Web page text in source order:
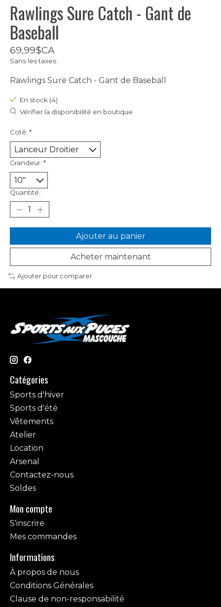
Rawlings Sure Catch - Gant de
Baseball
69,99$CA
Sans les taxes
Rawlings Sure Catch - Gant de Baseball
En stock (4)
Vérifier la disponibilité en boutique
Coté: *
Grandeur: *
Quantité :
Ajouter au panier
Acheter maintenant
Ajouter pour comparer
Catégories
Sports d'hiver
Sports d'été
Vêtements
Atelier
Location
Arsenal
Contactez-nous
Soldes
Mon compte
S'inscrire
Mes commandes
Informations
À propos de nous
Conditions Générales
Clause de non-responsabilité